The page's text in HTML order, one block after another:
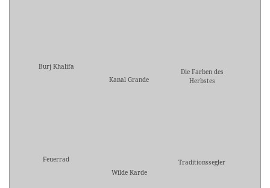
Burj Khalifa
Kanal Grande
Die Farben des
Herbstes
Feuerrad
Wilde Karde
Traditionssegler